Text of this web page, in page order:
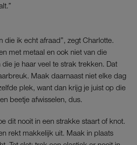
die ik echt afraad”, zegt Charlotte.
met metaal en ook niet van die
je haar veel te strak trekken. Dat
Maak daarnaast niet elke dag
plek, want dan krijg je juist op die
beetje afwisselen, dus.
dit nooit in een strakke staart of knot.
rekt makkelijk uit. Maak in plaats